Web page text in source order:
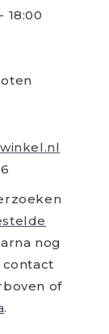
18:00
nog
contact
of
.